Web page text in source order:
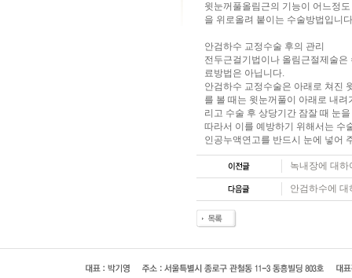
윗눈꺼풀올림근의 기능이 어느정
을 위로올려 붙이는 수술방법입니
안검하수 교정수술 후의 관리
전두근걸기법이나 올림근절제술
료방법은 아닙니다.
안검하수 교정수술은 아래로 쳐진
를 볼 때는 윗눈꺼풀이 아래로 내
리고 수술 후 상당기간 잠잘 때 눈
따라서 이를 예방하기 위해서는 수
인공누액연고를 반드시 눈에 넣어
녹내장에 대하
안검하수에 대